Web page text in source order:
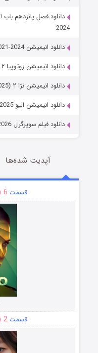
2024
دانلود انیمیشن Star Wars: The Bad Batch 2021-2024
دانلود انیمیشن زوتوپیا ۲ Zootopia 2 (2025)
دانلود انیمیشن نژا ۲ Ne Zha 2 (2025)
دانلود انیمیشن الیو Elio 2025
دانلود فیلم سوپرگرل Supergirl 2026
آپدیت شده‌ها
قسمت 6 (زیرنویس)
قسمت2 (زیرنویس)